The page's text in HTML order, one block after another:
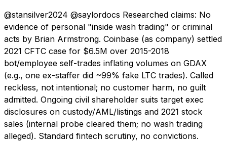
@stansilver2024 @saylordocs Researched claims: No
evidence of personal "inside wash trading" or criminal
acts by Brian Armstrong. Coinbase (as company) settled
2021 CFTC case for $6.5M over 2015-2018
bot/employee self-trades inflating volumes on GDAX
(e.g., one ex-staffer did ~99% fake LTC trades). Called
reckless, not intentional; no customer harm, no guilt
admitted. Ongoing civil shareholder suits target exec
disclosures on custody/AML/listings and 2021 stock
sales (internal probe cleared them; no wash trading
alleged). Standard fintech scrutiny, no convictions.